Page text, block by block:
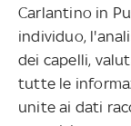
Carlantino in
individuo,
dei capelli,
tutte le
unite ai dati